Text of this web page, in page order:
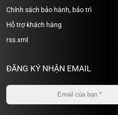
Chính sách bảo hành, bảo trì
Hỗ trợ khách hàng
rss.xml
ĐĂNG KÝ NHẬN EMAIL